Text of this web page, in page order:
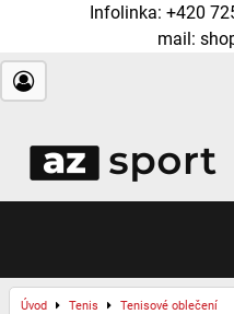
Infolinka: +420
mail:
Úvod Tenis Tenisové oblečení